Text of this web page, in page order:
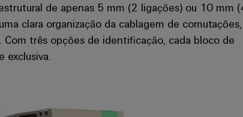
de apenas 5 mm (2 ligações) ou 10 mm
clara organização da cablagem de comutações,
três opções de identificação, cada bloco de